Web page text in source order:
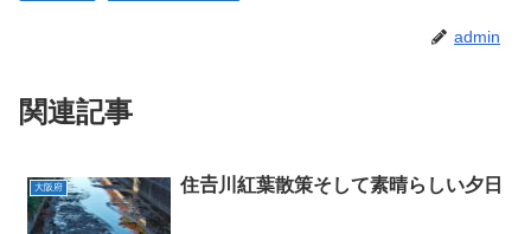
admin
関連記事
大阪府 住𠮷川紅葉散策そして素晴らしい夕日